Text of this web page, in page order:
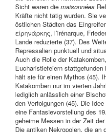
Sicht waren die maisonnées
Kräfte nicht tätig wurden. Sie
östlichen Städten das
εἰρηνάρκης, l’irénarque,
Lande reduzierte (37). Des
Repressalien punktuell und
Auch die Rolle der
Eucharistiefeiern
hält sie für einen Mythos (45).
Katakomben nur im vierten
lediglich anlässlich einer
den Verfolgungen (45). Die
eine Fantasievorstellung des
geheime Messen in der Zeit
Die antiken Nekropolen, die